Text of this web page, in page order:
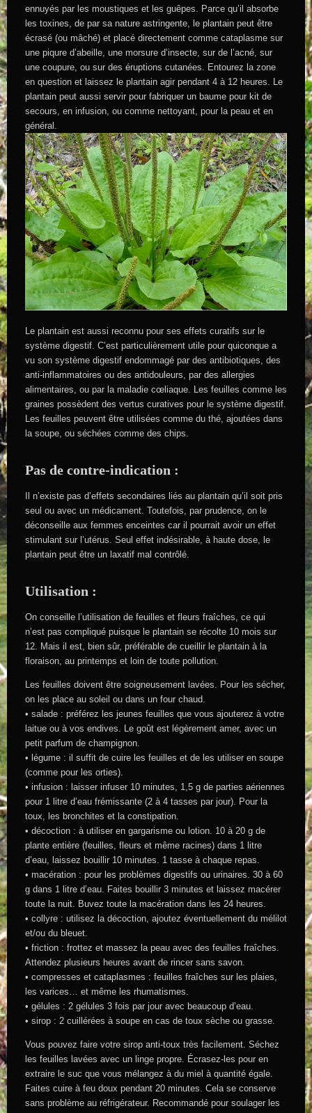
ennuyés par les moustiques et les guêpes. Parce qu’il absorbe
les toxines, de par sa nature astringente, le plantain peut être
écrasé (ou mâché) et placé directement comme cataplasme sur
une piqure d’abeille, une morsure d’insecte, sur de l’acné, sur
une coupure, ou sur des éruptions cutanées. Entourez la zone
en question et laissez le plantain agir pendant 4 à 12 heures. Le
plantain peut aussi servir pour fabriquer un baume pour kit de
secours, en infusion, ou comme nettoyant, pour la peau et en
général.
Le plantain est aussi reconnu pour ses effets curatifs sur le
système digestif. C’est particulièrement utile pour quiconque a
vu son système digestif endommagé par des antibiotiques, des
anti-inflammatoires ou des antidouleurs, par des allergies
alimentaires, ou par la maladie cœliaque. Les feuilles comme les
graines possèdent des vertus curatives pour le système digestif.
Les feuilles peuvent être utilisées comme du thé, ajoutées dans
la soupe, ou séchées comme des chips.
Pas de contre-indication :
Il n’existe pas d’effets secondaires liés au plantain qu’il soit pris
seul ou avec un médicament. Toutefois, par prudence, on le
déconseille aux femmes enceintes car il pourrait avoir un effet
stimulant sur l’utérus. Seul effet indésirable, à haute dose, le
plantain peut être un laxatif mal contrôlé.
Utilisation :
On conseille l’utilisation de feuilles et fleurs fraîches, ce qui
n’est pas compliqué puisque le plantain se récolte 10 mois sur
12. Mais il est, bien sûr, préférable de cueillir le plantain à la
floraison, au printemps et loin de toute pollution.
Les feuilles doivent être soigneusement lavées. Pour les sécher,
on les place au soleil ou dans un four chaud.
• salade : préférez les jeunes feuilles que vous ajouterez à votre
laitue ou à vos endives. Le goût est légèrement amer, avec un
petit parfum de champignon.
• légume : il suffit de cuire les feuilles et de les utiliser en soupe
(comme pour les orties).
• infusion : laisser infuser 10 minutes, 1,5 g de parties aériennes
pour 1 litre d’eau frémissante (2 à 4 tasses par jour). Pour la
toux, les bronchites et la constipation.
• décoction : à utiliser en gargarisme ou lotion. 10 à 20 g de
plante entière (feuilles, fleurs et même racines) dans 1 litre
d’eau, laissez bouillir 10 minutes. 1 tasse à chaque repas.
• macération : pour les problèmes digestifs ou urinaires. 30 à 60
g dans 1 litre d’eau. Faites bouillir 3 minutes et laissez macérer
toute la nuit. Buvez toute la macération dans les 24 heures.
• collyre : utilisez la décoction, ajoutez éventuellement du mélilot
et/ou du bleuet.
• friction : frottez et massez la peau avec des feuilles fraîches.
Attendez plusieurs heures avant de rincer sans savon.
• compresses et cataplasmes : feuilles fraîches sur les plaies,
les varices… et même les rhumatismes.
• gélules : 2 gélules 3 fois par jour avec beaucoup d’eau.
• sirop : 2 cuillérées à soupe en cas de toux sèche ou grasse.
Vous pouvez faire votre sirop anti-toux très facilement. Séchez
les feuilles lavées avec un linge propre. Écrasez-les pour en
extraire le suc que vous mélangez à du miel à quantité égale.
Faites cuire à feu doux pendant 20 minutes. Cela se conserve
sans problème au réfrigérateur. Recommandé pour soulager les